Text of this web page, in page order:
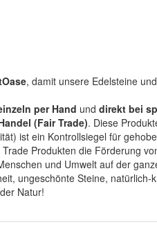
, damit unsere Edelsteine
per Hand und direkt bei
(Fair Trade). Diese
ist ein Kontrollsiegel für
Produkten die Förderung
und Umwelt auf der
ungeschönte Steine,
Natur!